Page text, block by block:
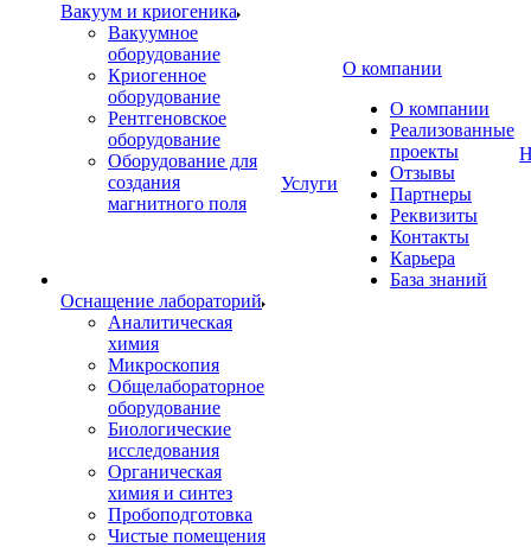
Вакуум и криогеника
Вакуумное
оборудование
Криогенное
оборудование
Рентгеновское
оборудование
Оборудование для
создания
магнитного поля
Оснащение лабораторий
Аналитическая
химия
Микроскопия
Общелабораторное
оборудование
Биологические
исследования
Органическая
химия и синтез
Пробоподготовка
Чистые помещения
Услуги
О компании
О компании
Реализованные
проекты
Отзывы
Партнеры
Реквизиты
Контакты
Карьера
База знаний